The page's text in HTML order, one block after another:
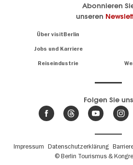
Abonnieren
unseren
Über visitBerlin
Jobs und Karriere
Reiseindustrie
sind
für Sie da.
Tickets
Wir haben den
Insidertipps
Trends
Folgen Sie uns
Fußbereichsmenü
Impressum Datenschutzerklärung
© Berlin Tourismus &